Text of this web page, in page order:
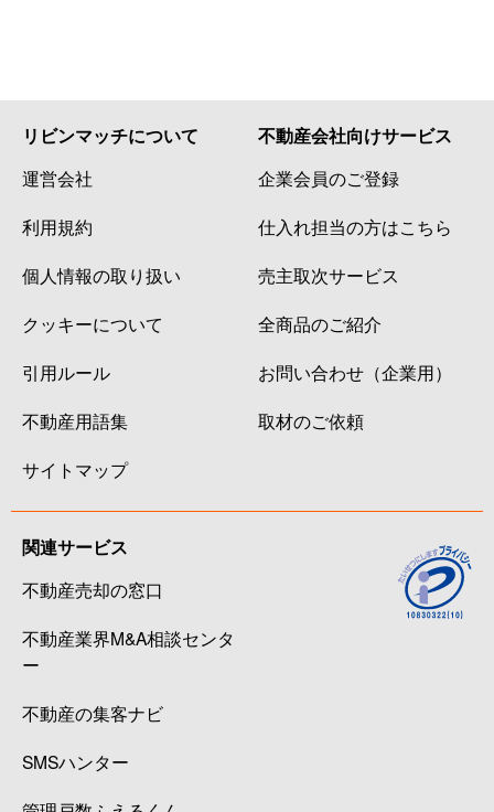
リビンマッチについて
運営会社
利用規約
個人情報の取り扱い
クッキーについて
引用ルール
不動産用語集
サイトマップ
不動産会社向けサービス
企業会員のご登録
仕入れ担当の方はこちら
売主取次サービス
全商品のご紹介
お問い合わせ（企業用）
取材のご依頼
関連サービス
不動産売却の窓口
不動産業界M&A相談センタ
ー
不動産の集客ナビ
SMSハンター